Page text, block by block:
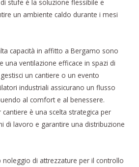
stufe è la soluzione flessibile e
un ambiente caldo durante i mesi
capacità in affitto a Bergamo sono
una ventilazione efficace in spazi di
un cantiere o un evento
industriali assicurano un flusso
al comfort e al benessere.
è una scelta strategica per
di lavoro e garantire una distribuzione
di attrezzature per il controllo